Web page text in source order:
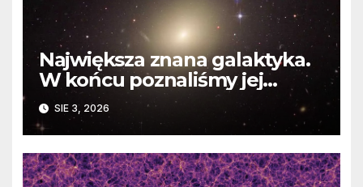
Największa znana galaktyka.
W końcu poznaliśmy jej
faktyczne wymiary
SIE 3, 2026